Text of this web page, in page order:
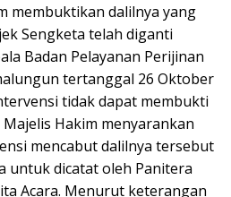
membuktikan dalilnya yang
Sengketa telah diganti
Badan Pelayanan Perijinan
tertanggal 26 Oktober
tidak dapat membukti
Hakim menyarankan
mencabut dalilnya tersebut
untuk dicatat oleh Panitera
Acara. Menurut keterangan